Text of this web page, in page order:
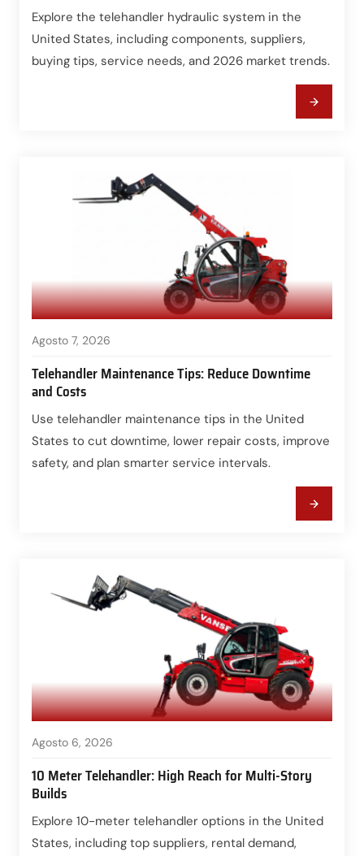
Explore the telehandler hydraulic system in the
United States, including components, suppliers,
buying tips, service needs, and 2026 market trends.
Agosto 7, 2026
Telehandler Maintenance Tips: Reduce Downtime
and Costs
Use telehandler maintenance tips in the United
States to cut downtime, lower repair costs, improve
safety, and plan smarter service intervals.
Agosto 6, 2026
10 Meter Telehandler: High Reach for Multi-Story
Builds
Explore 10-meter telehandler options in the United
States, including top suppliers, rental demand,